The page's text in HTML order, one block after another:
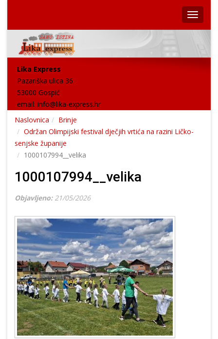
Lika Express
Pazariška ulica 36
53000 Gospić
email: info@lika-express.hr
Naslovnica
Brinje
Održan Olimpijski festival dječjih vrtića na razini Ličko-
senjske županije
1000107994__velika
1000107994__velika
Objavljeno: 21/05/2026